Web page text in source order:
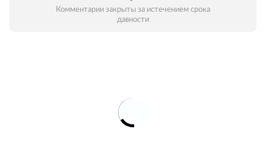
Комментарии закрыты за истечением срока
давности